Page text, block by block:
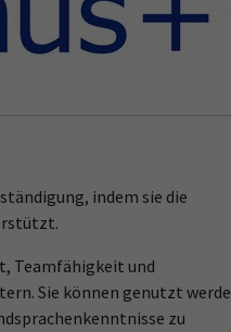
indem sie die
Teamfähigkeit und
Sie können genutzt
zu